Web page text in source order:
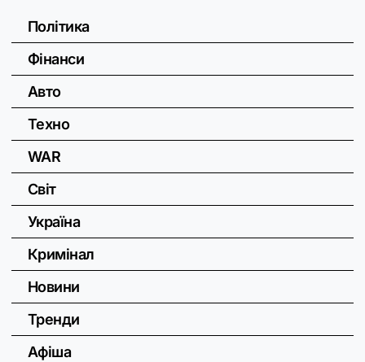
Політика
Фінанси
Авто
Техно
WAR
Світ
Україна
Кримінал
Новини
Тренди
Афіша